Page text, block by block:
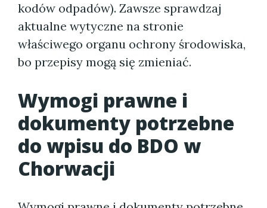
kodów odpadów). Zawsze sprawdzaj
aktualne wytyczne na stronie
właściwego organu ochrony środowiska,
bo przepisy mogą się zmieniać.
Wymogi prawne i
dokumenty potrzebne
do wpisu do BDO w
Chorwacji